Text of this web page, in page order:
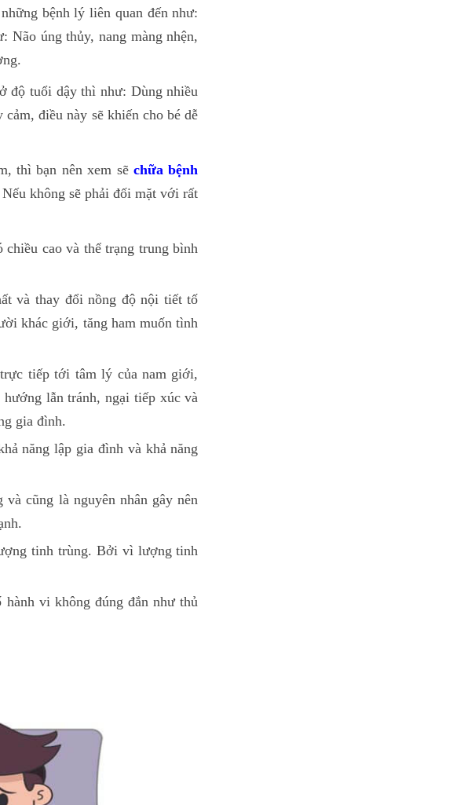
bệnh lý liên quan đến như:
Não úng thủy, nang màng nhện,
độ tuổi dậy thì như: Dùng nhiều
điều này sẽ khiến cho bé dễ
thì bạn nên xem sẽ chữa bệnh
không sẽ phải đối mặt với rất
cao và thể trạng trung bình
và thay đổi nồng độ nội tiết tố
khác giới, tăng ham muốn tình
tiếp tới tâm lý của nam giới,
lẫn tránh, ngại tiếp xúc và
gia đình.
năng lập gia đình và khả năng
cũng là nguyên nhân gây nên
tinh trùng. Bởi vì lượng tinh
vi không đúng đắn như thủ